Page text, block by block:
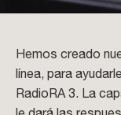
Hemos creado
línea, para
RadioRA 3. La